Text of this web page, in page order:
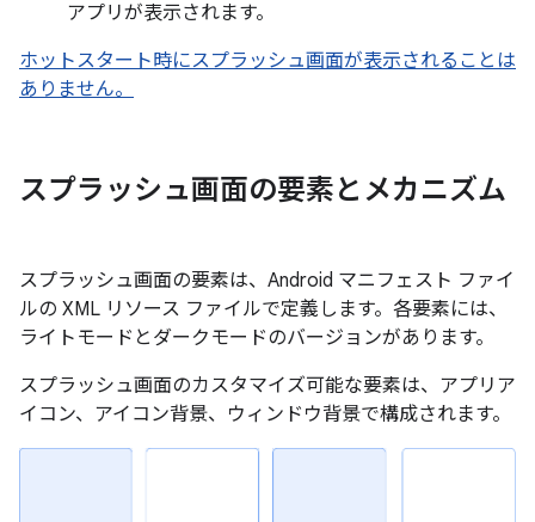
アプリが表示されます。
ホットスタート時にスプラッシュ画面が表示されることは
ありません。
スプラッシュ画面の要素とメカニズム
スプラッシュ画面の要素は、Android マニフェスト ファイ
ルの XML リソース ファイルで定義します。各要素には、
ライトモードとダークモードのバージョンがあります。
スプラッシュ画面のカスタマイズ可能な要素は、アプリア
イコン、アイコン背景、ウィンドウ背景で構成されます。